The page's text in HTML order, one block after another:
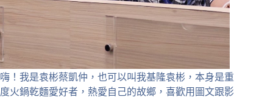
嗨！我是袁彬蔡凱仲，也可以叫我基隆袁彬，本身是重
度火鍋乾麵愛好者，熱愛自己的故鄉，喜歡用圖文跟影